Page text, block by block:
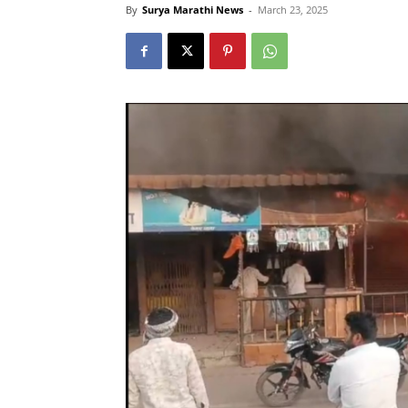
By Surya Marathi News - March 23, 2025